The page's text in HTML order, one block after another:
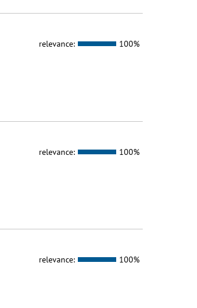
relevance: 100%
relevance: 100%
relevance: 100%